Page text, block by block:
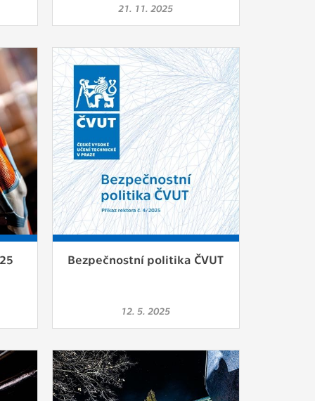
21. 11. 2025
Bezpečnostní politika ČVUT
12. 5. 2025